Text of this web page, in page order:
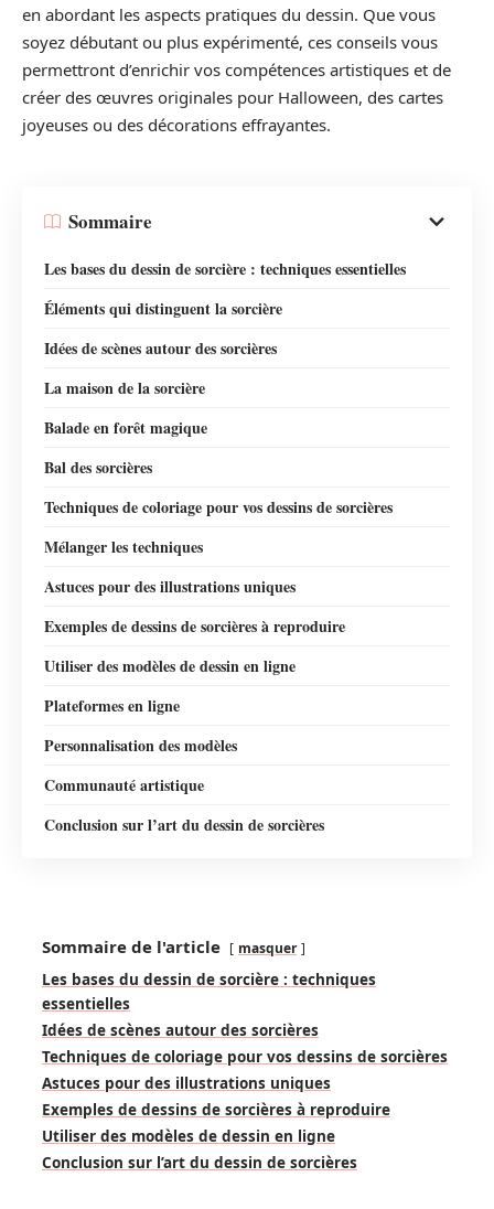
en abordant les aspects pratiques du dessin. Que vous
soyez débutant ou plus expérimenté, ces conseils vous
permettront d’enrichir vos compétences artistiques et de
créer des œuvres originales pour Halloween, des cartes
joyeuses ou des décorations effrayantes.
Sommaire
Les bases du dessin de sorcière : techniques essentielles
Éléments qui distinguent la sorcière
Idées de scènes autour des sorcières
La maison de la sorcière
Balade en forêt magique
Bal des sorcières
Techniques de coloriage pour vos dessins de sorcières
Mélanger les techniques
Astuces pour des illustrations uniques
Exemples de dessins de sorcières à reproduire
Utiliser des modèles de dessin en ligne
Plateformes en ligne
Personnalisation des modèles
Communauté artistique
Conclusion sur l’art du dessin de sorcières
Sommaire de l'article masquer
Les bases du dessin de sorcière : techniques
essentielles
Idées de scènes autour des sorcières
Techniques de coloriage pour vos dessins de sorcières
Astuces pour des illustrations uniques
Exemples de dessins de sorcières à reproduire
Utiliser des modèles de dessin en ligne
Conclusion sur l’art du dessin de sorcières